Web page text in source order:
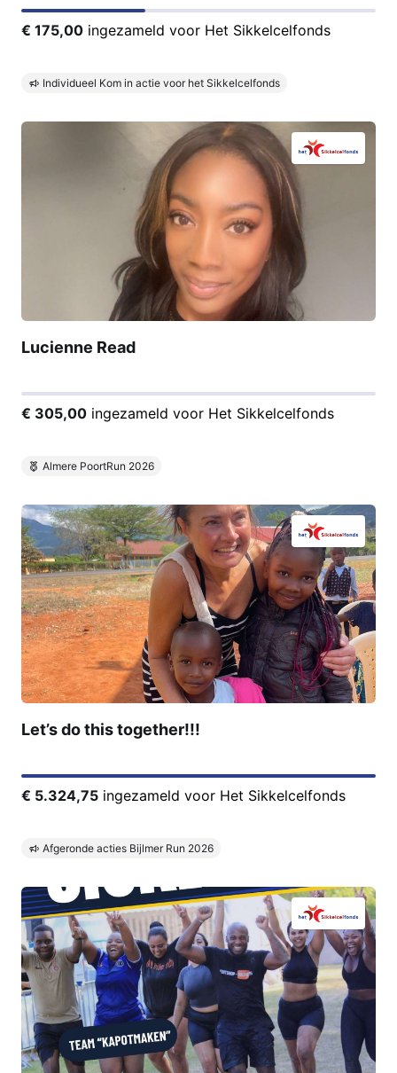
€ 175,00 ingezameld voor Het Sikkelcelfonds
Individueel Kom in actie voor het Sikkelcelfonds
Lucienne Read
€ 305,00 ingezameld voor Het Sikkelcelfonds
Almere PoortRun 2026
Let’s do this together!!!
€ 5.324,75 ingezameld voor Het Sikkelcelfonds
Afgeronde acties Bijlmer Run 2026